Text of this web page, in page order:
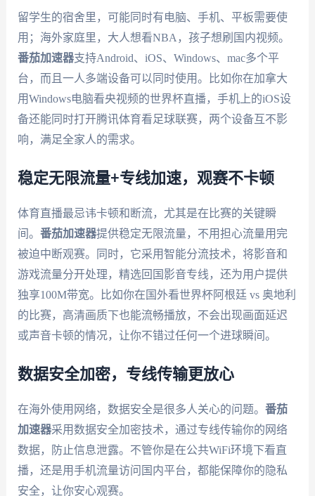
留学生的宿舍里，可能同时有电脑、手机、平板需要使
用；海外家庭里，大人想看NBA，孩子想刷国内视频。
番茄加速器支持Android、iOS、Windows、mac多个平
台，而且一人多端设备可以同时使用。比如你在加拿大
用Windows电脑看央视频的世界杯直播，手机上的iOS设
备还能同时打开腾讯体育看足球联赛，两个设备互不影
响，满足全家人的需求。
稳定无限流量+专线加速，观赛不卡顿
体育直播最忌讳卡顿和断流，尤其是在比赛的关键瞬
间。 番茄加速器提供稳定无限流量，不用担心流量用完
被迫中断观赛。同时，它采用智能分流技术，将影音和
游戏流量分开处理，精选回国影音专线，还为用户提供
独享100M带宽。比如你在国外看世界杯阿根廷 vs 奥地利
的比赛，高清画质下也能流畅播放，不会出现画面延迟
或声音卡顿的情况，让你不错过任何一个进球瞬间。
数据安全加密，专线传输更放心
在海外使用网络，数据安全是很多人关心的问题。 番茄
加速器采用数据安全加密技术，通过专线传输你的网络
数据，防止信息泄露。不管你是在公共WiFi环境下看直
播，还是用手机流量访问国内平台，都能保障你的隐私
安全，让你安心观赛。